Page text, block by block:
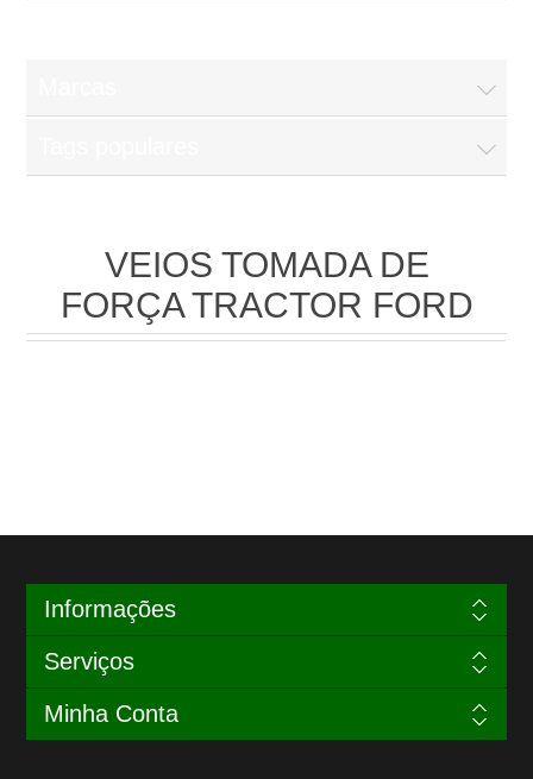
VEIOS TOMADA DE
FORÇA TRACTOR FORD
Informações
Serviços
Minha Conta